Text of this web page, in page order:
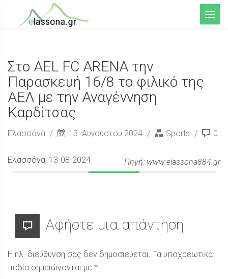
Μενού
Στο AEL FC ARENA την
Παρασκευή 16/8 το φιλικό της
ΑΕΛ με την Αναγέννηση
Καρδίτσας
Ελασσόνα 13. Αυγούστου 2024 Sports 0
Πηγή: www.elassona884.gr
Ελασσόνα, 13-08-2024
Αφήστε μια απάντηση
Η ηλ. διεύθυνση σας δεν δημοσιεύεται. Τα υποχρεωτικά
πεδία σημειώνονται με *